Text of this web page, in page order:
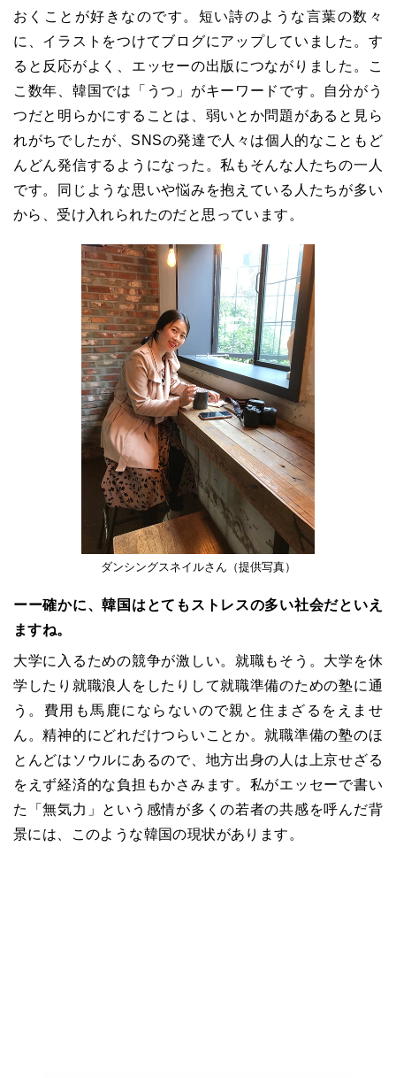
おくことが好きなのです。短い詩のような言葉の数々
に、イラストをつけてブログにアップしていました。す
ると反応がよく、エッセーの出版につながりました。こ
こ数年、韓国では「うつ」がキーワードです。自分がう
つだと明らかにすることは、弱いとか問題があると見ら
れがちでしたが、SNSの発達で人々は個人的なこともど
んどん発信するようになった。私もそんな人たちの一人
です。同じような思いや悩みを抱えている人たちが多い
から、受け入れられたのだと思っています。
ダンシングスネイルさん（提供写真）
ーー確かに、韓国はとてもストレスの多い社会だといえ
ますね。
大学に入るための競争が激しい。就職もそう。大学を休
学したり就職浪人をしたりして就職準備のための塾に通
う。費用も馬鹿にならないので親と住まざるをえませ
ん。精神的にどれだけつらいことか。就職準備の塾のほ
とんどはソウルにあるので、地方出身の人は上京せざる
をえず経済的な負担もかさみます。私がエッセーで書い
た「無気力」という感情が多くの若者の共感を呼んだ背
景には、このような韓国の現状があります。